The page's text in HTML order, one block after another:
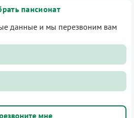
пансионат
данные и мы перезвоним вам